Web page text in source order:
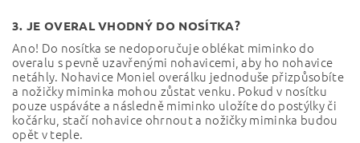
3. JE OVERAL VHODNÝ DO NOSÍTKA?
Ano! Do nosítka se nedoporučuje oblékat miminko do
overalu s pevně uzavřenými nohavicemi, aby ho nohavice
netáhly. Nohavice Moniel overálku jednoduše přizpůsobíte
a nožičky miminka mohou zůstat venku. Pokud v nosítku
pouze uspáváte a následně miminko uložíte do postýlky či
kočárku, stačí nohavice ohrnout a nožičky miminka budou
opět v teple.